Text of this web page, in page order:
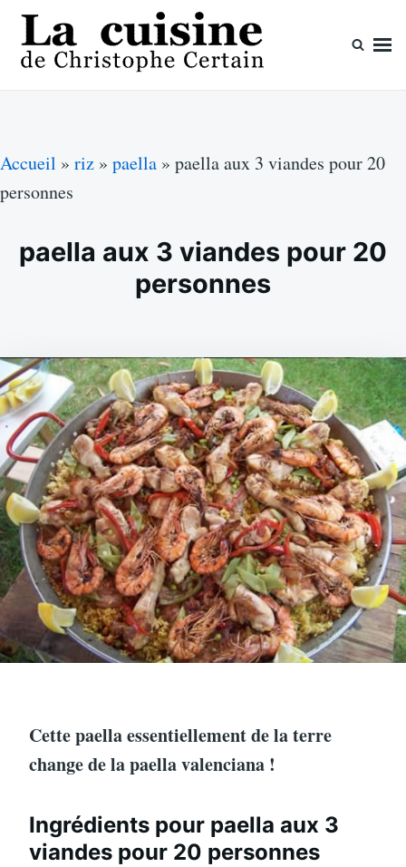
Skip
content
Search
for:
Accueil » riz » paella » paella aux 3 viandes pour 20
personnes
paella aux 3 viandes pour 20
personnes
Cette paella essentiellement de la terre
change de la paella valenciana !
Ingrédients pour paella aux 3
viandes pour 20 personnes